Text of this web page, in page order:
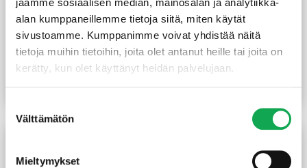
alan kumppaneillemme tietoja siitä, miten käytät
sivustoamme. Kumppanimme voivat yhdistää näitä
tietoja muihin tietoihin, joita olet antanut heille tai joita on
kerätty, kun olet käyttänyt heidän palvelujaan.
valinta
Välttämätön
Mieltymykset
Lattiapontti mänty
28x145x2050 mm Aure
Askel harjattu pähkinä
Lue lisää
Lattiapontti mänty 28X145
mm mökkilaatu
päätypontattu
4,15€/m(30,71 €/m²)